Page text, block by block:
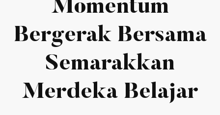
Momentum
Bergerak Bersama
Semarakkan
Merdeka Belajar